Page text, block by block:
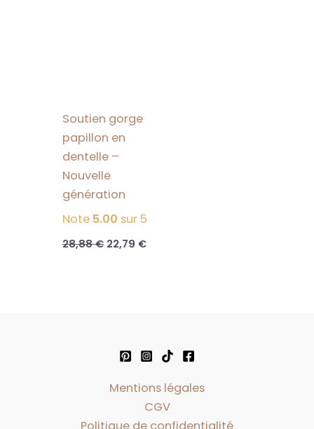
Soutien gorge
papillon en
dentelle –
Nouvelle
génération
Note 5.00 sur 5
28,88€ Le
prix
22,79 €Le
Mentions légales
CGV